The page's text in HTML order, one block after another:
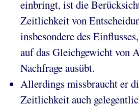
einbringt, ist die
Zeitlichkeit von
insbesondere des
auf das Gleichgewicht von
Nachfrage ausübt.
Allerdings missbraucht er
Zeitlichkeit auch